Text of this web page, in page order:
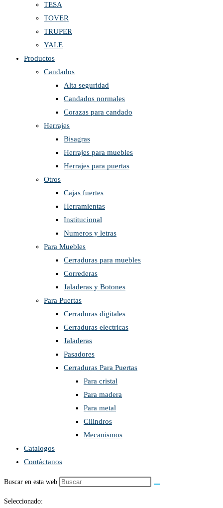
TESA
TOVER
TRUPER
YALE
Productos
Candados
Alta seguridad
Candados normales
Corazas para candado
Herrajes
Bisagras
Herrajes para muebles
Herrajes para puertas
Otros
Cajas fuertes
Herramientas
Institucional
Numeros y letras
Para Muebles
Cerraduras para muebles
Correderas
Jaladeras y Botones
Para Puertas
Cerraduras digitales
Cerraduras electricas
Jaladeras
Pasadores
Cerraduras Para Puertas
Para cristal
Para madera
Para metal
Cilindros
Mecanismos
Catalogos
Contáctanos
Buscar en esta web
Seleccionado: